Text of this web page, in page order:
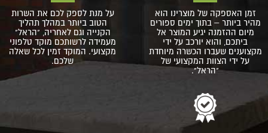
זמן האספקה של מוצרינו הוא
מהיר ביותר – בתוך ימים ספורים
מיום ההזמנה יגיע המוצר אל
ביתכם, והוא יורכב על ידי
מקצוענים שעברו הכשרה מיוחדת
על ידי הצוות המקצועי של
"הראל".
על מנת לספק לכם את השרות
הטוב ביותר במהלך תהליך
הקנייה וגם לאחריה, "הראל"
מעמידה לרשותכם מוקד טלפוני
מקצועי. המוקד זמין לכל שאלה
שלכם.